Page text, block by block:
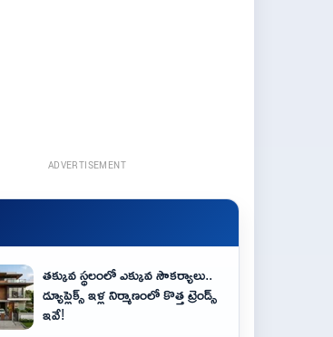
ADVERTISEMENT
తక్కువ స్థలంలో ఎక్కువ సౌకర్యాలు..
డ్యూప్లెక్స్ ఇళ్ల నిర్మాణంలో కొత్త ట్రెండ్స్
ఇవే!